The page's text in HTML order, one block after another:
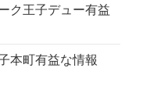
ク王子デュー有益
本町有益な情報